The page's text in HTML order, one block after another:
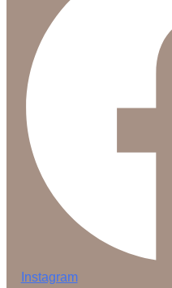
Instagram